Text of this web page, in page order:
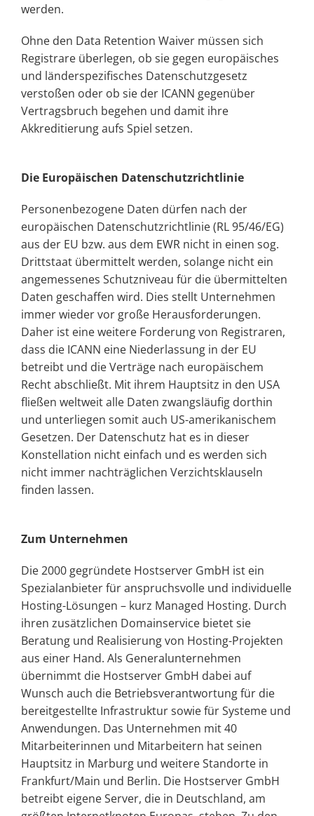
werden.
Ohne den Data Retention Waiver müssen sich
Registrare überlegen, ob sie gegen europäisches
und länderspezifisches Datenschutzgesetz
verstoßen oder ob sie der ICANN gegenüber
Vertragsbruch begehen und damit ihre
Akkreditierung aufs Spiel setzen.
Die Europäischen Datenschutzrichtlinie
Personenbezogene Daten dürfen nach der
europäischen Datenschutzrichtlinie (RL 95/46/EG)
aus der EU bzw. aus dem EWR nicht in einen sog.
Drittstaat übermittelt werden, solange nicht ein
angemessenes Schutzniveau für die übermittelten
Daten geschaffen wird. Dies stellt Unternehmen
immer wieder vor große Herausforderungen.
Daher ist eine weitere Forderung von Registraren,
dass die ICANN eine Niederlassung in der EU
betreibt und die Verträge nach europäischem
Recht abschließt. Mit ihrem Hauptsitz in den USA
fließen weltweit alle Daten zwangsläufig dorthin
und unterliegen somit auch US-amerikanischem
Gesetzen. Der Datenschutz hat es in dieser
Konstellation nicht einfach und es werden sich
nicht immer nachträglichen Verzichtsklauseln
finden lassen.
Zum Unternehmen
Die 2000 gegründete Hostserver GmbH ist ein
Spezialanbieter für anspruchsvolle und individuelle
Hosting-Lösungen – kurz Managed Hosting. Durch
ihren zusätzlichen Domainservice bietet sie
Beratung und Realisierung von Hosting-Projekten
aus einer Hand. Als Generalunternehmen
übernimmt die Hostserver GmbH dabei auf
Wunsch auch die Betriebsverantwortung für die
bereitgestellte Infrastruktur sowie für Systeme und
Anwendungen. Das Unternehmen mit 40
Mitarbeiterinnen und Mitarbeitern hat seinen
Hauptsitz in Marburg und weitere Standorte in
Frankfurt/Main und Berlin. Die Hostserver GmbH
betreibt eigene Server, die in Deutschland, am